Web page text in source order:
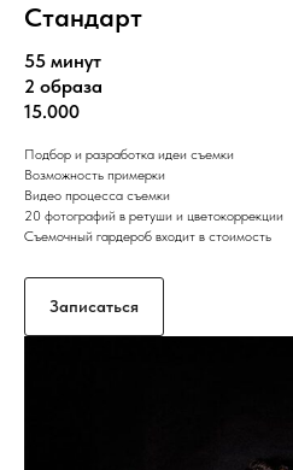
Стандарт
55 минут
2 образа
15.000
Подбор и разработка идеи съемки
Возможность примерки
Видео процесса съемки
20 фотографий в ретуши и цветокоррекции
Съемочный гардероб входит в стоимость
Записаться